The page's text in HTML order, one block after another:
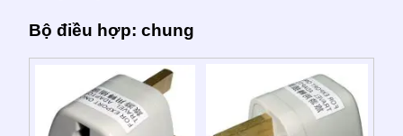
Bộ điều hợp: chung